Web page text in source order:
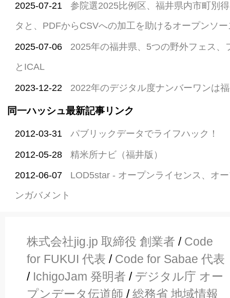
2025-07-21
参院選2025比例区、福井県内市町別
タと、PDFからCSVへの加工を助けるオープンソー
2025-07-06
2025年の福井県、5つの野外フェス、
とICAL
2023-12-22 2022年のデジタル度ナンバーワンは
同一ハッシュ最新記事リンク
2012-03-31 パブリックデータでライフハック！
2012-05-28 精米所ナビ（福井版）
2012-06-07
LOD5star - オープンライセンス、オ
ンガバメント
株式会社jig.jp 取締役 創業者 / Code
for FUKUI 代表 / Code for Sabae 代表
/ IchigoJam 発明者 / デジタル庁 オー
プンデータ伝道師 /総務省 地域情報